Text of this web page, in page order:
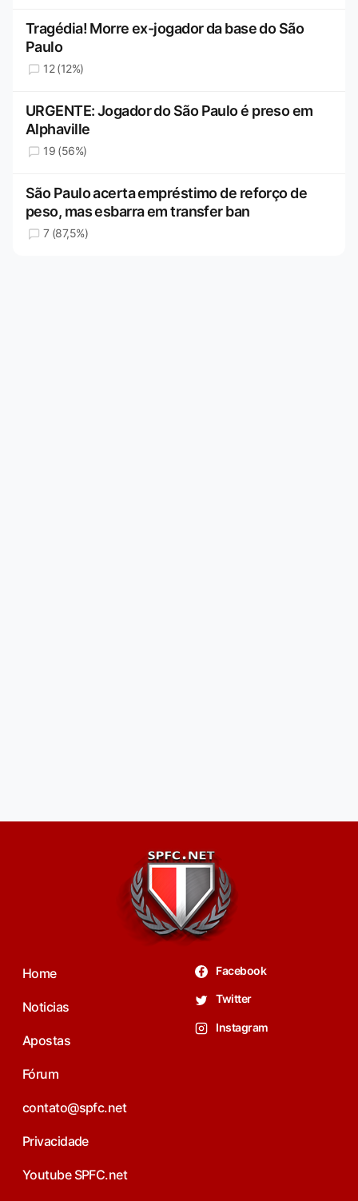
Tragédia! Morre ex-jogador da base do São
Paulo
12 (12%)
URGENTE: Jogador do São Paulo é preso em
Alphaville
19 (56%)
São Paulo acerta empréstimo de reforço de
peso, mas esbarra em transfer ban
7 (87,5%)
Home
Noticias
Apostas
Fórum
contato@spfc.net
Privacidade
Youtube SPFC.net
Facebook
Twitter
Instagram